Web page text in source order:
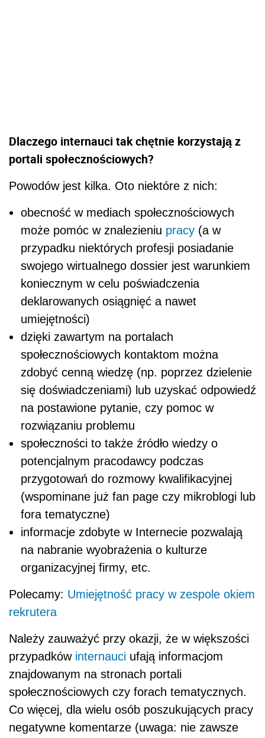
Dlaczego internauci tak chętnie korzystają z
portali społecznościowych?
Powodów jest kilka. Oto niektóre z nich:
obecność w mediach społecznościowych
może pomóc w znalezieniu pracy (a w
przypadku niektórych profesji posiadanie
swojego wirtualnego dossier jest warunkiem
koniecznym w celu poświadczenia
deklarowanych osiągnięć a nawet
umiejętności)
dzięki zawartym na portalach
społecznościowych kontaktom można
zdobyć cenną wiedzę (np. poprzez dzielenie
się doświadczeniami) lub uzyskać odpowiedź
na postawione pytanie, czy pomoc w
rozwiązaniu problemu
społeczności to także źródło wiedzy o
potencjalnym pracodawcy podczas
przygotowań do rozmowy kwalifikacyjnej
(wspominane już fan page czy mikroblogi lub
fora tematyczne)
informacje zdobyte w Internecie pozwalają
na nabranie wyobrażenia o kulturze
organizacyjnej firmy, etc.
Polecamy: Umiejętność pracy w zespole okiem
rekrutera
Należy zauważyć przy okazji, że w większości
przypadków internauci ufają informacjom
znajdowanym na stronach portali
społecznościowych czy forach tematycznych.
Co więcej, dla wielu osób poszukujących pracy
negatywne komentarze (uwaga: nie zawsze